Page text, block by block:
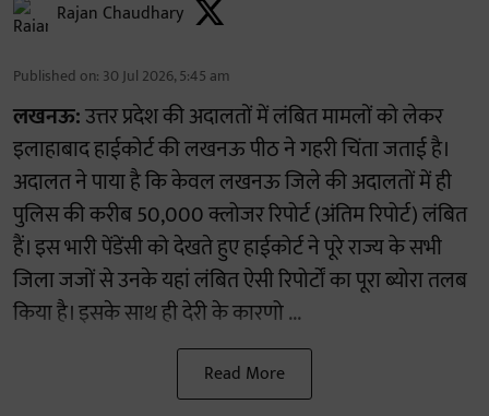
Rajan Chaudhary
Published on: 30 Jul 2026, 5:45 am
लखनऊ:उत्तर प्रदेश की अदालतों में लंबित मामलों को लेकर
इलाहाबाद हाईकोर्ट की लखनऊ पीठ ने गहरी चिंता जताई है।
अदालत ने पाया है कि केवल लखनऊ जिले की अदालतों में ही
पुलिस की करीब 50,000 क्लोजर रिपोर्ट (अंतिम रिपोर्ट) लंबित
हैं। इस भारी पेंडेंसी को देखते हुए हाईकोर्ट ने पूरे राज्य के सभी
जिला जजों से उनके यहां लंबित ऐसी रिपोर्टों का पूरा ब्योरा तलब
किया है। इसके साथ ही देरी के कारणो ...
Read More